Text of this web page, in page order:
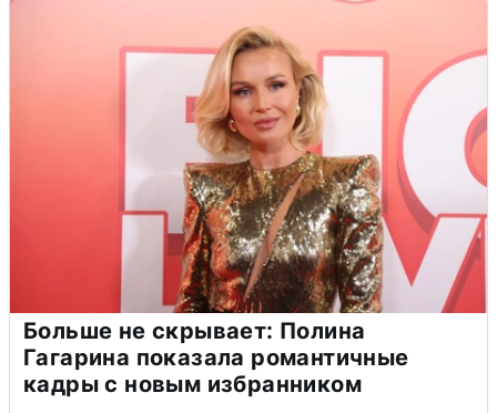
Больше не скрывает: Полина
Гагарина показала романтичные
кадры с новым избранником